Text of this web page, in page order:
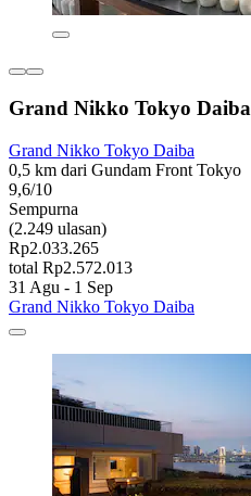
Grand Nikko Tokyo Daiba
Grand Nikko Tokyo Daiba
0,5 km dari Gundam Front Tokyo
9,6/10
Sempurna
(2.249 ulasan)
Rp2.033.265
total Rp2.572.013
31 Agu - 1 Sep
Grand Nikko Tokyo Daiba